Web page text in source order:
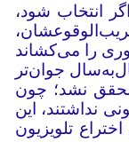
انتخاب شود،
را می‌کشاند
جوان‌تر
نشد؛ چون
نداشتند، این
تلویزیون